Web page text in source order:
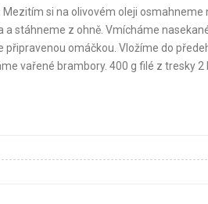
si na olivovém oleji osmahneme
a stáhneme z ohně. Vmícháme
připravenou omáčkou. Vložíme do
vařené brambory. 400 g filé z tresky 2